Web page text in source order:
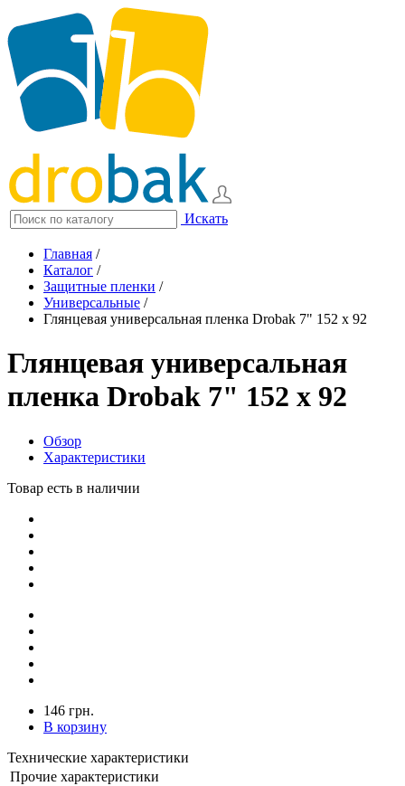
Искать
Главная /
Каталог /
Защитные пленки /
Универсальные /
Глянцевая универсальная пленка Drobak 7" 152 x 92
Глянцевая универсальная
пленка Drobak 7" 152 x 92
Обзор
Характеристики
Товар есть в наличии
146 грн.
В корзину
Технические характеристики
Прочие характеристики